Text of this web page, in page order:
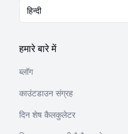
हिन्दी
हमारे बारे में
ब्लॉग
काउंटडाउन संग्रह
दिन शेष कैलकुलेटर